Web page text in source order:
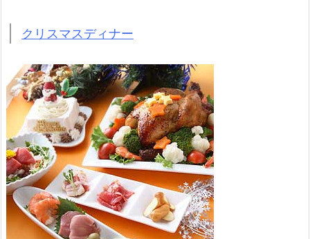
クリスマスディナー